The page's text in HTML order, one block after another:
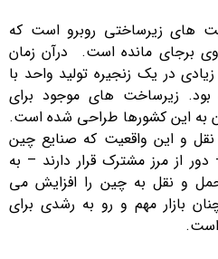
های زیرساختی روبرو است که
برجای مانده است. درآن زمان
در یک زنجیره تولید واحد با
بود. زیرساخت های موجود برای
به این کشورها طراحی شده است.
و این واقعیت که صنایع چین
از مرز مشترک قرار دارند – به
و نقل به چین را افزایش می
بازار مهم و رو به رشدی برای
است.